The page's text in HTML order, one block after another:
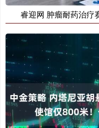
睿迎网 肿瘤耐药治疗